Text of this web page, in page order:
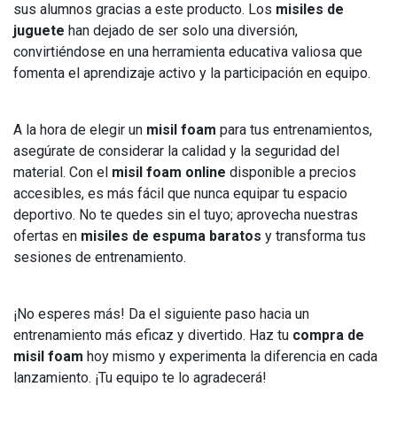
sus alumnos gracias a este producto. Los misiles de
juguete han dejado de ser solo una diversión,
convirtiéndose en una herramienta educativa valiosa que
fomenta el aprendizaje activo y la participación en equipo.
A la hora de elegir un misil foam para tus entrenamientos,
asegúrate de considerar la calidad y la seguridad del
material. Con el misil foam online disponible a precios
accesibles, es más fácil que nunca equipar tu espacio
deportivo. No te quedes sin el tuyo; aprovecha nuestras
ofertas en misiles de espuma baratos y transforma tus
sesiones de entrenamiento.
¡No esperes más! Da el siguiente paso hacia un
entrenamiento más eficaz y divertido. Haz tu compra de
misil foam hoy mismo y experimenta la diferencia en cada
lanzamiento. ¡Tu equipo te lo agradecerá!